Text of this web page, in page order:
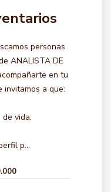
personas
ANALISTA DE
en tu
invitamos a que:
vida.
p...